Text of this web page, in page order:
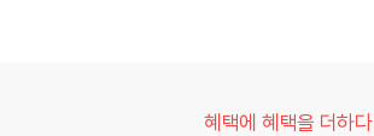
혜택에 혜택을 더하다